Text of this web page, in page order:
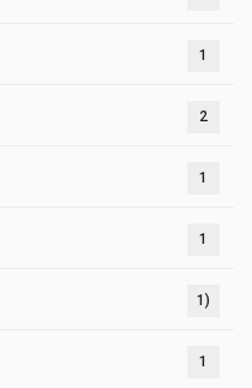
1
2
1
1
1)
1